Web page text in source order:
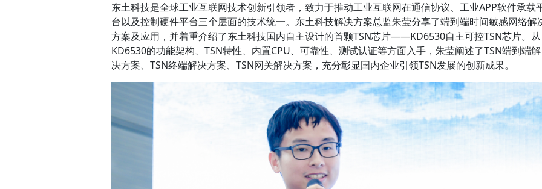
东土科技是全球工业互联网技术创新引领者，致力于推动工业互联网在通信协议、工业APP软件承载
台以及控制硬件平台三个层面的技术统一。东土科技解决方案总监朱莹分享了端到端时间敏感网络解
方案及应用，并着重介绍了东土科技国内自主设计的首颗TSN芯片——KD6530自主可控TSN芯片。从
KD6530的功能架构、TSN特性、内置CPU、可靠性、测试认证等方面入手，朱莹阐述了TSN端到端解
决方案、TSN终端解决方案、TSN网关解决方案，充分彰显国内企业引领TSN发展的创新成果。